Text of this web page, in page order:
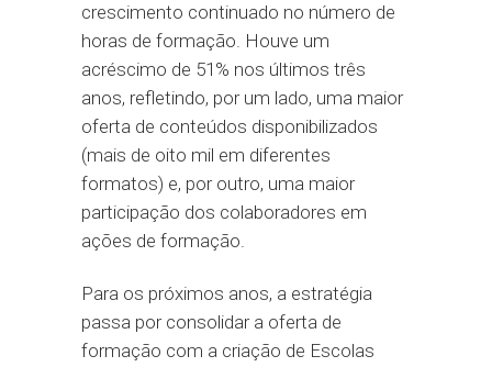
crescimento continuado no número de
horas de formação. Houve um
acréscimo de 51% nos últimos três
anos, refletindo, por um lado, uma maior
oferta de conteúdos disponibilizados
(mais de oito mil em diferentes
formatos) e, por outro, uma maior
participação dos colaboradores em
ações de formação.
Para os próximos anos, a estratégia
passa por consolidar a oferta de
formação com a criação de Escolas